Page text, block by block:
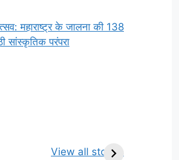
महाराष्ट्र के जालना की 138
सांस्कृतिक परंपरा
View all stories
परिभाषा,
ज्योतिर्लिंग | नाम, स्थान एवं